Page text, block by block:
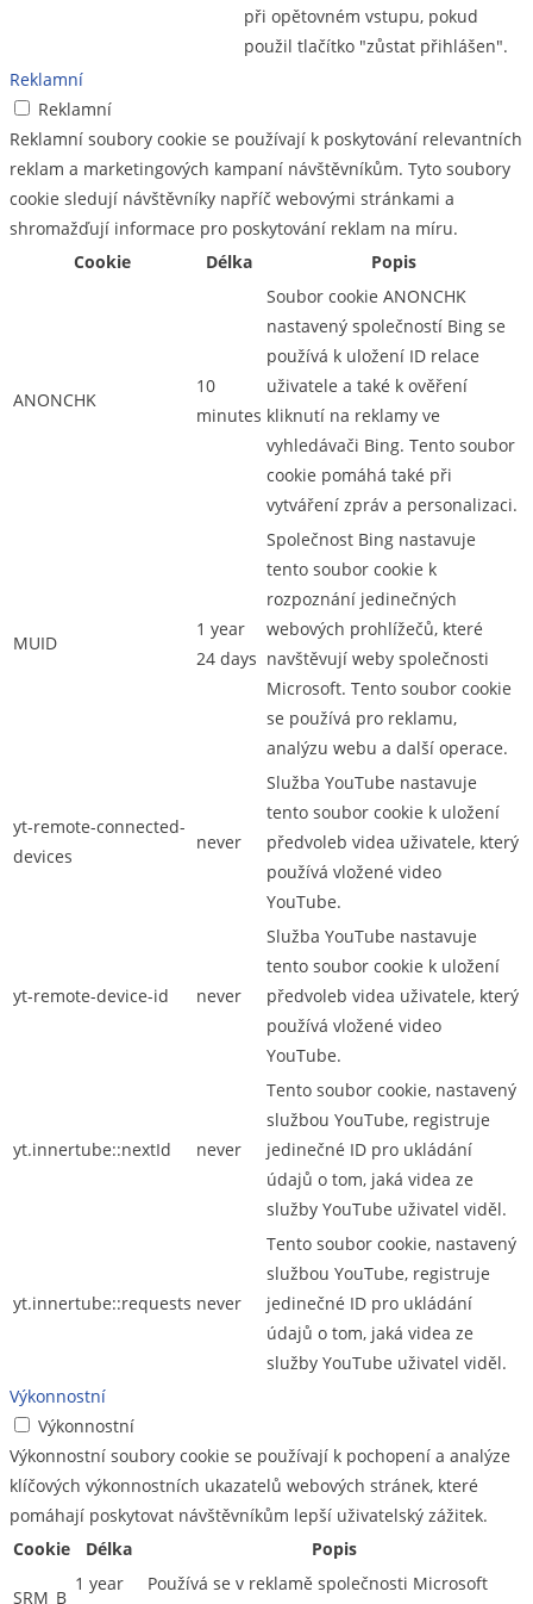
při opětovném vstupu, pokud
použil tlačítko "zůstat přihlášen".
Reklamní
Reklamní
Reklamní soubory cookie se používají k poskytování relevantních
reklam a marketingových kampaní návštěvníkům. Tyto soubory
cookie sledují návštěvníky napříč webovými stránkami a
shromažďují informace pro poskytování reklam na míru.
Cookie
Délka Popis
ANONCHK
10
minutes
Soubor cookie ANONCHK
nastavený společností Bing se
používá k uložení ID relace
uživatele a také k ověření
kliknutí na reklamy ve
vyhledávači Bing. Tento soubor
cookie pomáhá také při
vytváření zpráv a personalizaci.
MUID
1 year
24 days
Společnost Bing nastavuje
tento soubor cookie k
rozpoznání jedinečných
webových prohlížečů, které
navštěvují weby společnosti
Microsoft. Tento soubor cookie
se používá pro reklamu,
analýzu webu a další operace.
yt-remote-connected-
devices
never
Služba YouTube nastavuje
tento soubor cookie k uložení
předvoleb videa uživatele, který
používá vložené video
YouTube.
yt-remote-device-id never
Služba YouTube nastavuje
tento soubor cookie k uložení
předvoleb videa uživatele, který
používá vložené video
YouTube.
yt.innertube::nextId never
Tento soubor cookie, nastavený
službou YouTube, registruje
jedinečné ID pro ukládání
údajů o tom, jaká videa ze
služby YouTube uživatel viděl.
yt.innertube::requests never
Tento soubor cookie, nastavený
službou YouTube, registruje
jedinečné ID pro ukládání
údajů o tom, jaká videa ze
služby YouTube uživatel viděl.
Výkonnostní
Výkonnostní
Výkonnostní soubory cookie se používají k pochopení a analýze
klíčových výkonnostních ukazatelů webových stránek, které
pomáhají poskytovat návštěvníkům lepší uživatelský zážitek.
Cookie
Délka Popis
SRM_B
1 year
Používá se v reklamě společnosti Microsoft